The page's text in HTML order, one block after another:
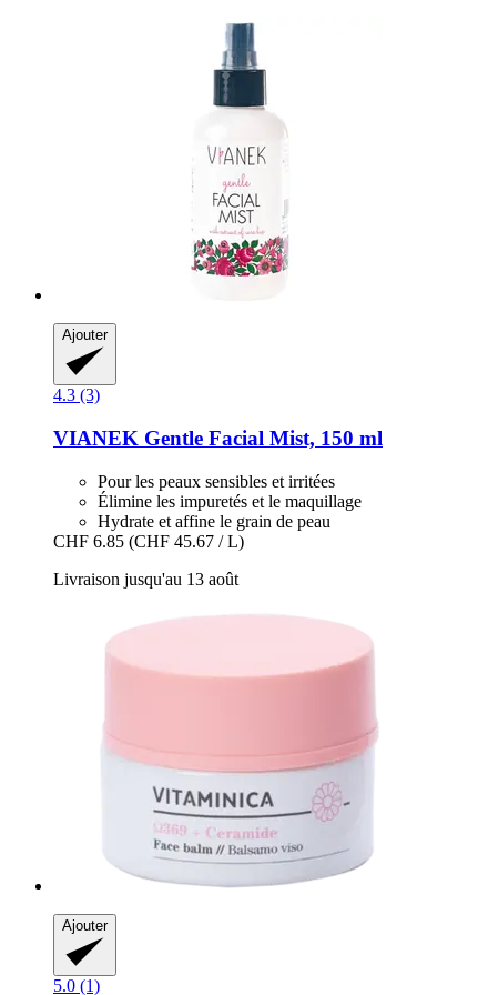
Ajouter
4.3 (3)
VIANEK Gentle Facial Mist, 150 ml
Pour les peaux sensibles et irritées
Élimine les impuretés et le maquillage
Hydrate et affine le grain de peau
CHF 6.85 (CHF 45.67 / L)
Livraison jusqu'au 13 août
Ajouter
5.0 (1)